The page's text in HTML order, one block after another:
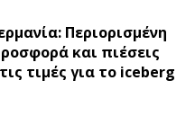
Περιορισμένη
και πιέσεις
τιμές για το iceberg